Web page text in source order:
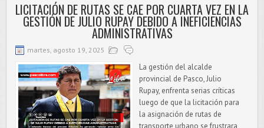
LICITACIÓN DE RUTAS SE CAE POR CUARTA VEZ EN LA
GESTIÓN DE JULIO RUPAY DEBIDO A INEFICIENCIAS
ADMINISTRATIVAS
martes, agosto 19, 2025
La gestión del alcalde
provincial de Pasco, Julio
Rupay, enfrenta serias críticas
luego de que la licitación para
la asignación de rutas de
transporte urbano se frustrara